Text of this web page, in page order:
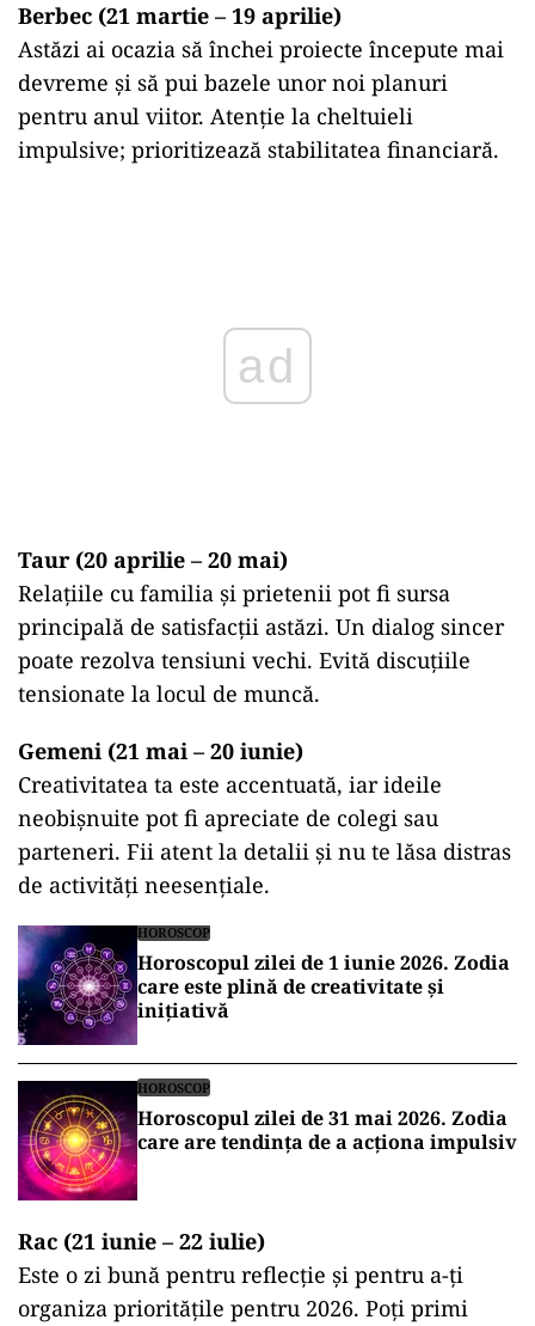
Berbec (21 martie – 19 aprilie)
Astăzi ai ocazia să închei proiecte începute mai
devreme și să pui bazele unor noi planuri
pentru anul viitor. Atenție la cheltuieli
impulsive; prioritizează stabilitatea financiară.
Taur (20 aprilie – 20 mai)
Relațiile cu familia și prietenii pot fi sursa
principală de satisfacții astăzi. Un dialog sincer
poate rezolva tensiuni vechi. Evită discuțiile
tensionate la locul de muncă.
Gemeni (21 mai – 20 iunie)
Creativitatea ta este accentuată, iar ideile
neobișnuite pot fi apreciate de colegi sau
parteneri. Fii atent la detalii și nu te lăsa distras
de activități neesențiale.
HOROSCOP
Horoscopul zilei de 1 iunie 2026. Zodia
care este plină de creativitate și
inițiativă
HOROSCOP
Horoscopul zilei de 31 mai 2026. Zodia
care are tendința de a acționa impulsiv
Rac (21 iunie – 22 iulie)
Este o zi bună pentru reflecție și pentru a-ți
organiza prioritățile pentru 2026. Poți primi